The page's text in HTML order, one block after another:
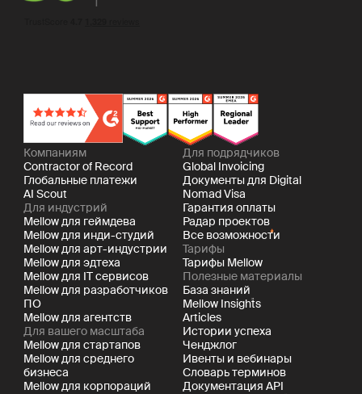
Компаниям
Contractor of Record
Глобальные платежи
AI Scout
Для индустрий
Mellow для геймдева
Mellow для инди-студий
Mellow для арт-индустрии
Mellow для эдтеха
Mellow для IT сервисов
Mellow для разработчиков
ПО
Mellow для агентств
Для вашего масштаба
Mellow для стартапов
Mellow для среднего
бизнеса
Mellow для корпораций
Для подрядчиков
Global Invoicing
Документы для Digital
Nomad Visa
Гарантия оплаты
Радар проектов
Все возможности
Тарифы
Тарифы Mellow
Полезные материалы
База знаний
Mellow Insights
Articles
Истории успеха
Ченджлог
Ивенты и вебинары
Словарь терминов
Документация API